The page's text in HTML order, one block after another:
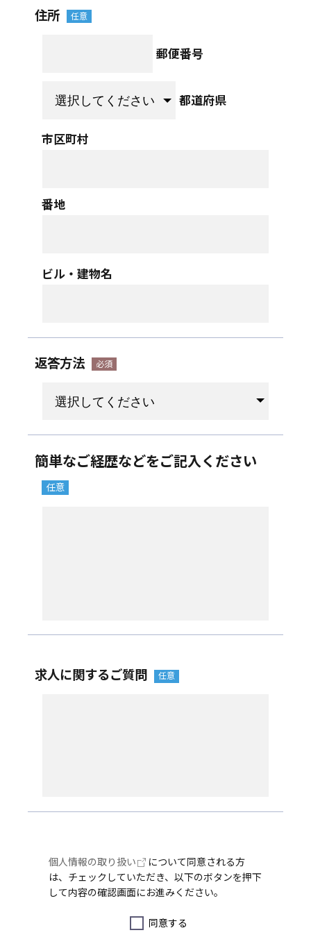
住所
郵便番号
都道府県
市区町村
番地
ビル・建物名
返答方法
簡単なご経歴などをご記入ください
求人に関するご質問
個人情報の取り扱い
について同意される方
は、チェックしていただき、以下のボタンを押下
して内容の確認画面にお進みください。
同意する